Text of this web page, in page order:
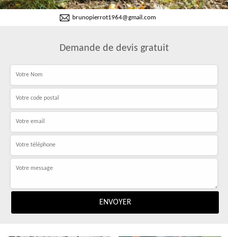
brunopierrot1964@gmail.com
Demande de devis gratuit